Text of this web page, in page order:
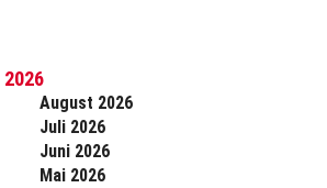
2026
August 2026
Juli 2026
Juni 2026
Mai 2026